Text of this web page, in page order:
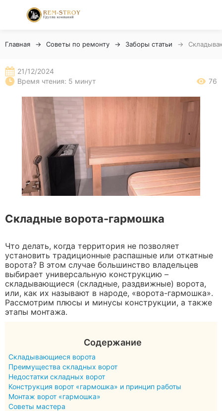
Главная Советы по ремонту Заборы статьи
21/12/2024
Время чтения: 5 минут
76
Складные ворота-гармошка
Что делать, когда территория не позволяет
установить традиционные распашные или откатные
ворота? В этом случае большинство владельцев
выбирает универсальную конструкцию –
складывающиеся (складные, раздвижные) ворота,
или, как их называют в народе, «ворота-гармошка».
Рассмотрим плюсы и минусы конструкции, а также
этапы монтажа.
Содержание
Складывающиеся ворота
Преимущества складных ворот
Недостатки складных ворот
Конструкция ворот «гармошка» и принцип работы
Монтаж ворот «гармошка»
Советы мастера